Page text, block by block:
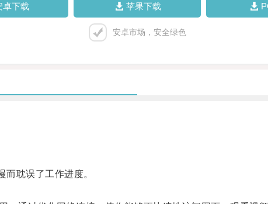
卓下载 苹果下载
安卓市场，安全绿色
耽误了工作进度。